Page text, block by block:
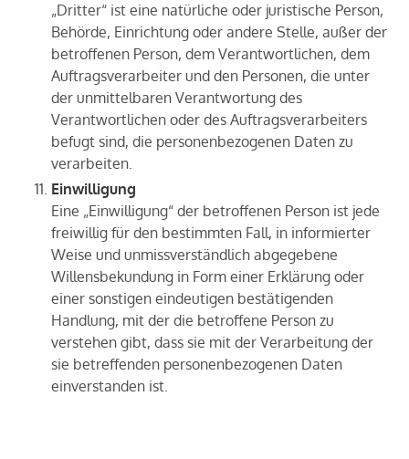
„Dritter“ ist eine natürliche oder juristische Person,
Behörde, Einrichtung oder andere Stelle, außer der
betroffenen Person, dem Verantwortlichen, dem
Auftragsverarbeiter und den Personen, die unter
der unmittelbaren Verantwortung des
Verantwortlichen oder des Auftragsverarbeiters
befugt sind, die personenbezogenen Daten zu
verarbeiten.
Einwilligung
Eine „Einwilligung“ der betroffenen Person ist jede
freiwillig für den bestimmten Fall, in informierter
Weise und unmissverständlich abgegebene
Willensbekundung in Form einer Erklärung oder
einer sonstigen eindeutigen bestätigenden
Handlung, mit der die betroffene Person zu
verstehen gibt, dass sie mit der Verarbeitung der
sie betreffenden personenbezogenen Daten
einverstanden ist.